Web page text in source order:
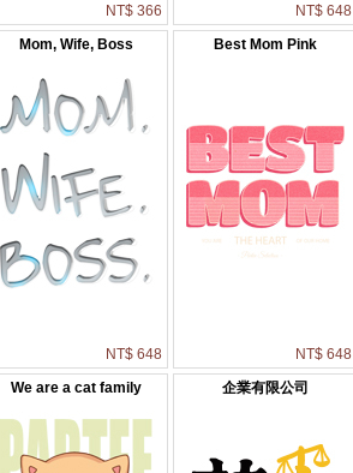
NT$ 366 NT$ 648
Mom, Wife, Boss
NT$ 648
Best Mom Pink
NT$ 648
We are a cat family 企業有限公司